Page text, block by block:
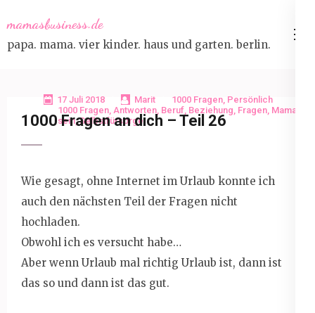
to
content
mamasbusiness.de
papa. mama. vier kinder. haus und garten. berlin.
17 Juli 2018 Marit 1000 Fragen, Persönlich
1000 Fragen, Antworten, Beruf, Beziehung, Fragen, Mama
sein,Selbstfürsorge
1000 Fragen an dich – Teil 26
Wie gesagt, ohne Internet im Urlaub konnte ich
auch den nächsten Teil der Fragen nicht
hochladen.
Obwohl ich es versucht habe…
Aber wenn Urlaub mal richtig Urlaub ist, dann ist
das so und dann ist das gut.